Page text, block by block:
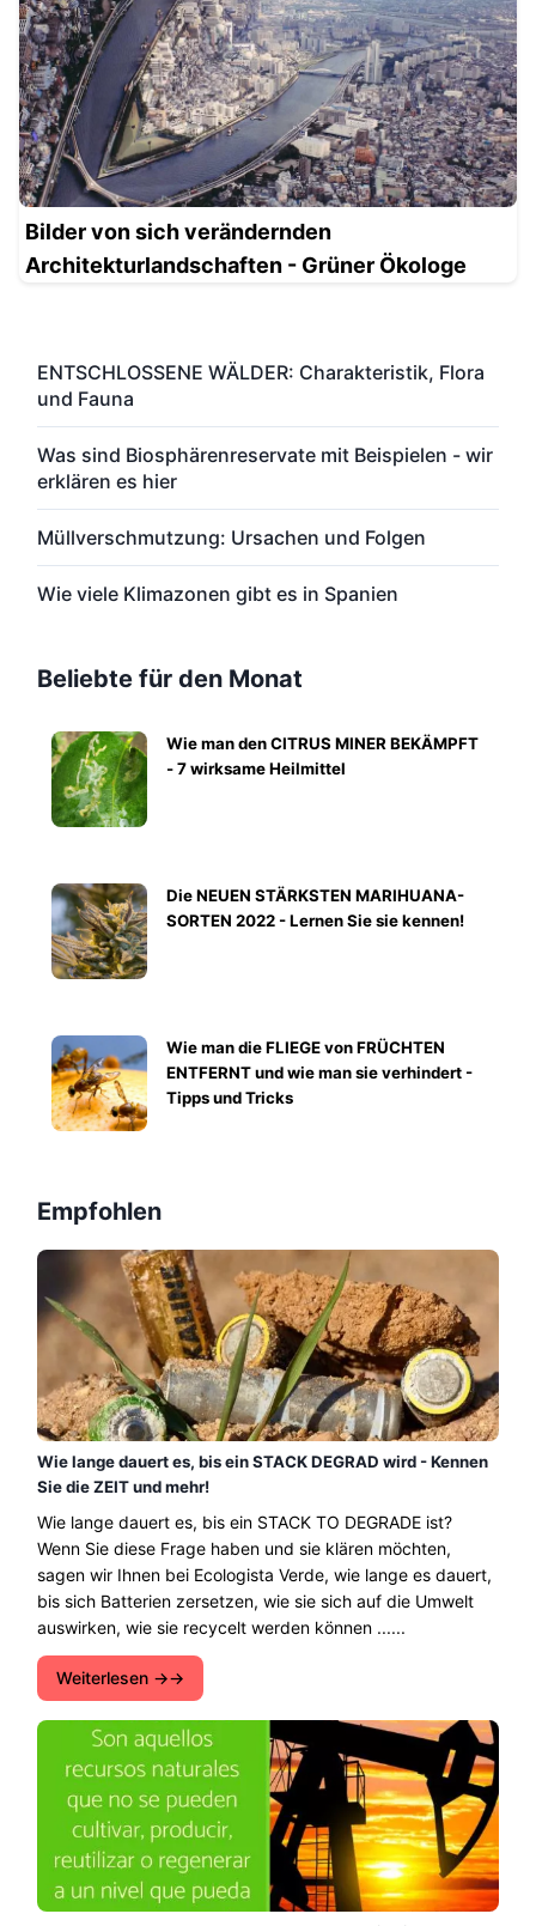
Bilder von sich verändernden
Architekturlandschaften - Grüner Ökologe
ENTSCHLOSSENE WÄLDER: Charakteristik, Flora
und Fauna
Was sind Biosphärenreservate mit Beispielen - wir
erklären es hier
Müllverschmutzung: Ursachen und Folgen
Wie viele Klimazonen gibt es in Spanien
Beliebte für den Monat
Wie man den CITRUS MINER BEKÄMPFT
- 7 wirksame Heilmittel
Die NEUEN STÄRKSTEN MARIHUANA-
SORTEN 2022 - Lernen Sie sie kennen!
Wie man die FLIEGE von FRÜCHTEN
ENTFERNT und wie man sie verhindert -
Tipps und Tricks
Empfohlen
Wie lange dauert es, bis ein STACK DEGRAD wird - Kennen
Sie die ZEIT und mehr!
Wie lange dauert es, bis ein STACK TO DEGRADE ist?
Wenn Sie diese Frage haben und sie klären möchten,
sagen wir Ihnen bei Ecologista Verde, wie lange es dauert,
bis sich Batterien zersetzen, wie sie sich auf die Umwelt
auswirken, wie sie recycelt werden können ......
Weiterlesen →